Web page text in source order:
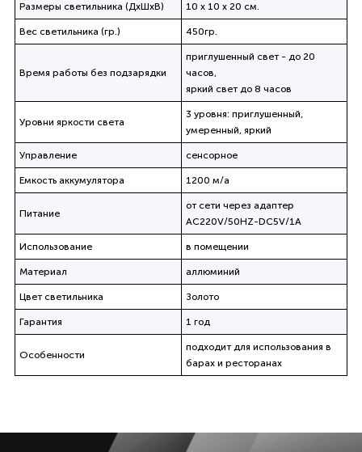
Размеры светильника (ДхШхВ) 10 х 10 х 20 см.
Вес светильника (гр.) 450гр.
Время работы без подзарядки
приглушенный свет - до 20
часов,
яркий свет до 8 часов
Уровни яркости света
3 уровня: приглушенный,
умеренный, яркий
Управление сенсорное
Емкость аккумулятора 1200 м/а
Питание
от сети через адаптер
AC220V/50HZ-DC5V/1A
Использование в помещении
Материал аллюминий
Цвет светильника Золото
Гарантия 1 год
Особенности
подходит для использования в
барах и ресторанах